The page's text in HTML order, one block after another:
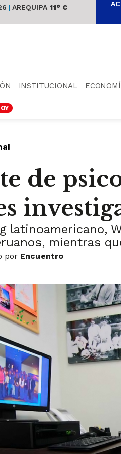
| AREQUIPA 11° C
INSTITUCIONAL
de
latinoamericano,
mientras
por Encuentro